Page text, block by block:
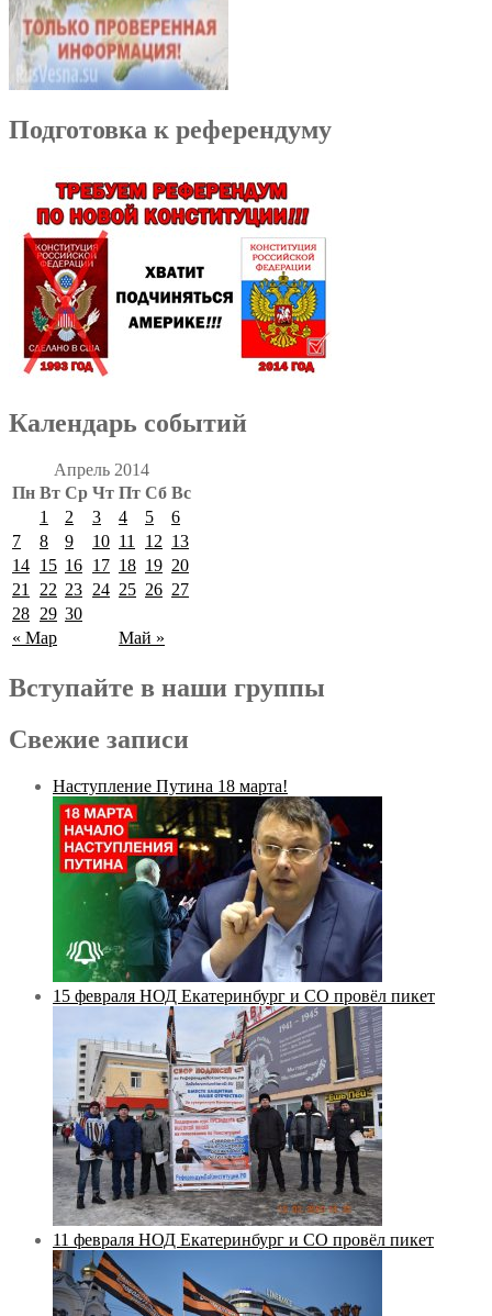
Подготовка к референдуму
Календарь событий
Апрель 2014
Пн Вт Ср Чт Пт Сб Вс
« Мар Май »
1 2 3 4 5
6
7
8 9 10 11 12 13
14 15 16 17 18 19 20
21
22 23 24 25 26 27
28 29 30
Вступайте в наши группы
Свежие записи
Наступление Путина 18 марта!
15 февраля НОД Екатеринбург и СО провёл пикет
11 февраля НОД Екатеринбург и СО провёл пикет